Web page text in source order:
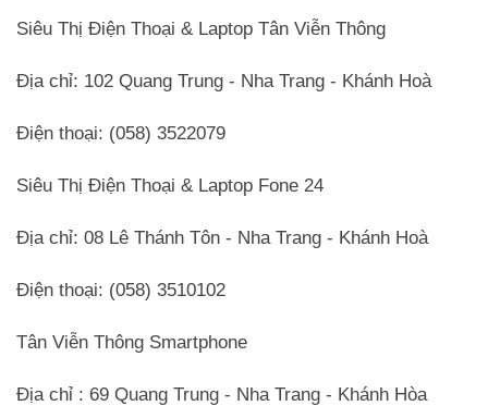
Siêu Thị Điện Thoại & Laptop Tân Viễn Thông
Địa chỉ: 102 Quang Trung - Nha Trang - Khánh Hoà
Điện thoại: (058) 3522079
Siêu Thị Điện Thoại & Laptop Fone 24
Địa chỉ: 08 Lê Thánh Tôn - Nha Trang - Khánh Hoà
Điện thoại: (058) 3510102
Tân Viễn Thông Smartphone
Địa chỉ : 69 Quang Trung - Nha Trang - Khánh Hòa